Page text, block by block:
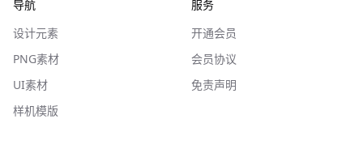
导航
设计元素
PNG素材
UI素材
样机模版
服务
开通会员
会员协议
免责声明